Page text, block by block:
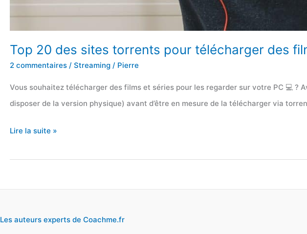
Top 20 des sites torrents pour télécharger des
2 commentaires / Streaming / Pierre
Vous souhaitez télécharger des films et séries pour les regarder sur votre PC 💻 ?
disposer de la version physique) avant d’être en mesure de la télécharger via
Top
des
Lire la suite »
Les auteurs experts de Coachme.fr